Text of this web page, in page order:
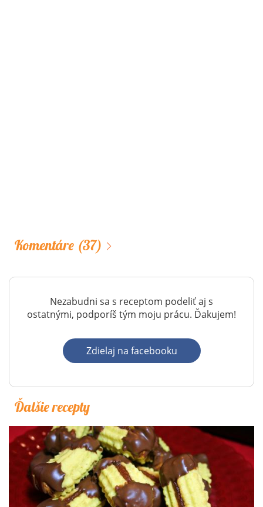
Komentáre (37)
Nezabudni sa s receptom podeliť aj s
ostatnými, podporíš tým moju prácu. Ďakujem!
Zdielaj na facebooku
Ďalšie recepty